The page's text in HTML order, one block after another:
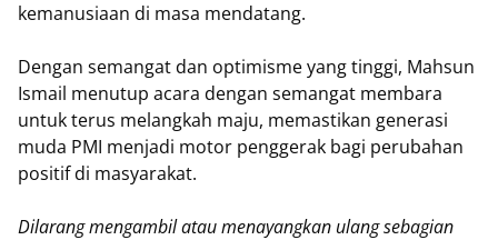
kemanusiaan di masa mendatang.
Dengan semangat dan optimisme yang tinggi, Mahsun
Ismail menutup acara dengan semangat membara
untuk terus melangkah maju, memastikan generasi
muda PMI menjadi motor penggerak bagi perubahan
positif di masyarakat.
Dilarang mengambil atau menayangkan ulang sebagian